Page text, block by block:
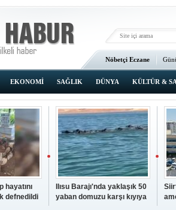
Nöbetçi Eczane
Ana Sayfa
EKONOMİ SAĞLIK DÜNYA KÜLTÜR &
hayatını
defnedildi
Ilısu Barajı'nda yaklaşık 50
yaban domuzu karşı kıyıya
- OKUMAK İÇİN TIKLAYIN